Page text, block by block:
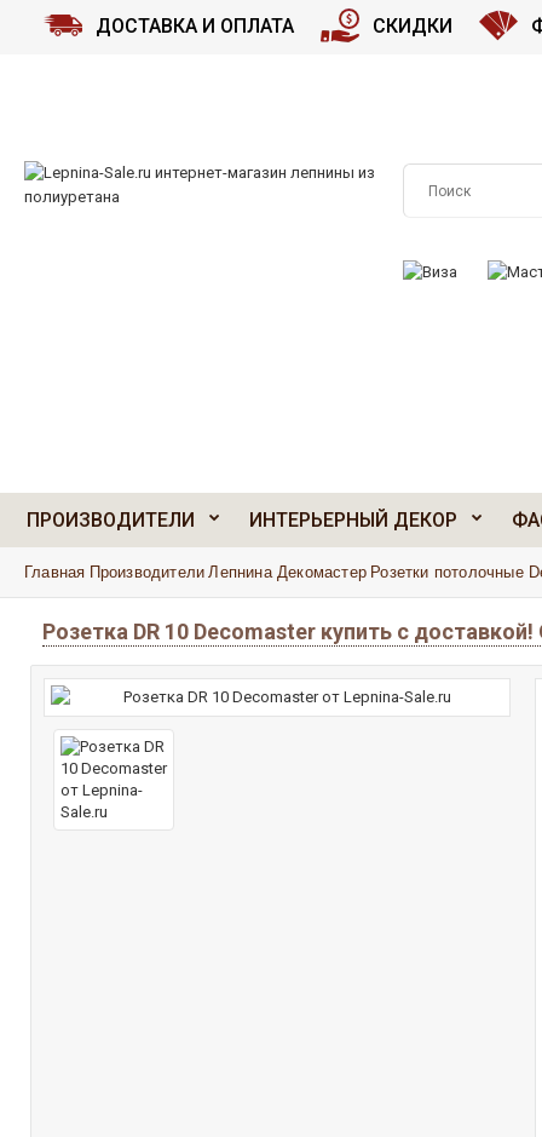
ДОСТАВКА И ОПЛАТА СКИДКИ
ПРОИЗВОДИТЕЛИ ИНТЕРЬЕРНЫЙ ДЕКОР
Главная Производители Лепнина Декомастер Розетки потолочные
Розетка DR 10 Decomaster купить с